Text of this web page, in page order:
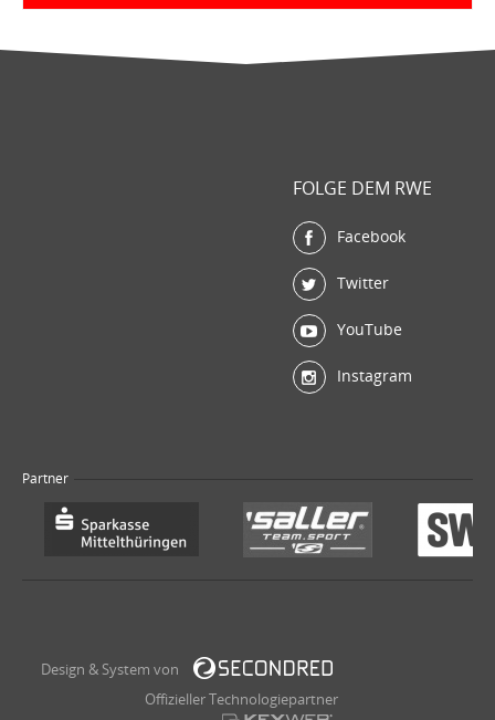
FOLGE DEM RWE
Facebook
Twitter
YouTube
Instagram
Partner
Design & System von
Offizieller Technologiepartner